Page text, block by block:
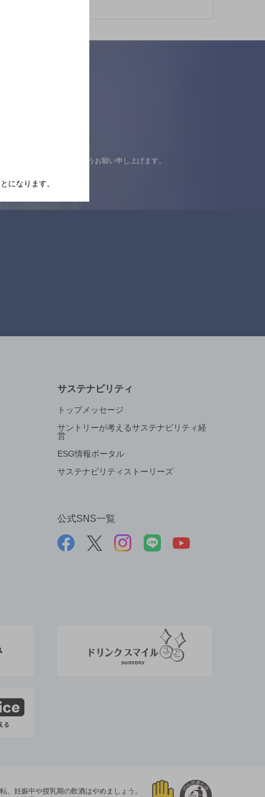
の上ご来店くださいますようお願い申し上げます。
サステナビリティ
トップメッセージ
サントリーが考えるサステナビリティ経
営
ESG情報ポータル
サステナビリティストーリーズ
公式SNS一覧
。 妊娠中や授乳期の飲酒はやめましょう。
になります。